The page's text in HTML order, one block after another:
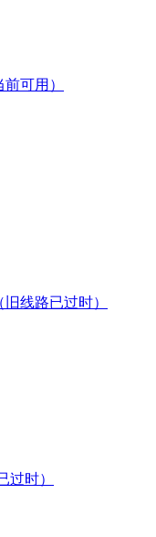
可用）
线路已过时）
过时）